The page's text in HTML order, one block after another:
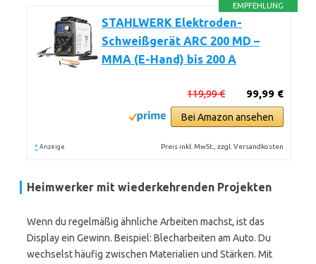
EMPFEHLUNG
STAHLWERK Elektroden-
Schweißgerät ARC 200 MD –
MMA (E-Hand) bis 200 A
99,99 €
119,99 €
Bei Amazon ansehen
* Anzeige Preis inkl. MwSt., zzgl. Versandkosten
Heimwerker mit wiederkehrenden Projekten
Wenn du regelmäßig ähnliche Arbeiten machst, ist das
Display ein Gewinn. Beispiel: Blecharbeiten am Auto. Du
wechselst häufig zwischen Materialien und Stärken. Mit